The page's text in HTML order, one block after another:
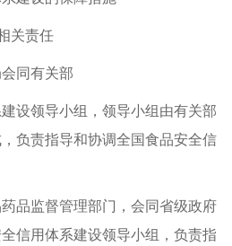
关责任
同有关部
设领导小组，领导小组由有关部
负责指导和协调全国食品安全信
品监督管理部门，会同省级政府
信用体系建设领导小组，负责指